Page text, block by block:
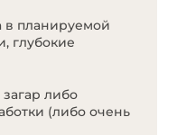
в планируемой
глубокие
либо
(либо очень